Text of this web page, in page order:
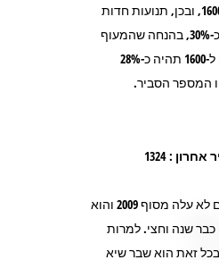
אותי מדוע דווקא 1600, ובכן, תנועות חדות
מגיעות לשינוי של כ-30%, בהנחה שהמעוף
ירד עד 1250, עלייה ל-1600 תהיה כ-28%
המספר הסביר.
: 1324
מדד הבנקים בעצם לא עלה מסוף 2009 והוא
שנה וחצי. למרות
זאת הוא שבר שיא